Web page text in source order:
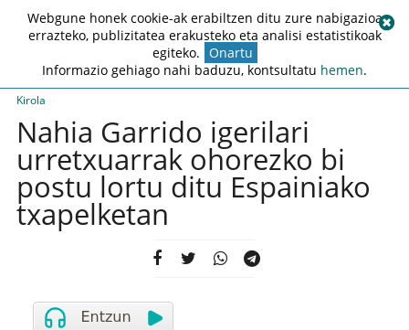
Kirola
Nahia Garrido igerilari
urretxuarrak ohorezko bi
postu lortu ditu Espainiako
txapelketan
Webgune honek cookie-ak erabiltzen ditu zure nabigazioa
errazteko, publizitatea erakusteko eta analisi estatistikoak
egiteko. Onartu
Informazio gehiago nahi baduzu, kontsultatu hemen.